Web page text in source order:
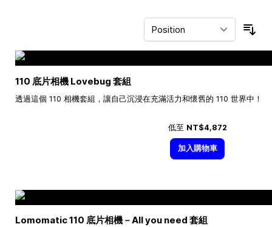
110 底片相機 Lovebug 套組
透過這個 110 相機套組，讓自己沉浸在充滿活力和懷舊的 110 世界中！
低至 NT$4,872
加入購物車
Lomomatic 110 底片相機－All you need 套組